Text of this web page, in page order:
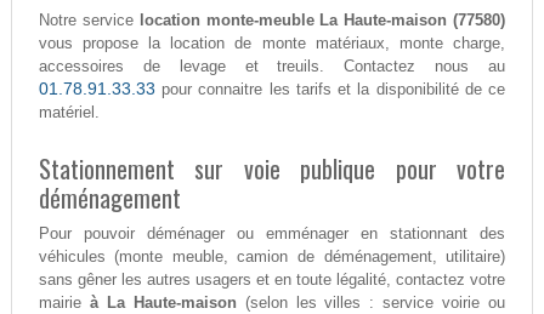
Notre service location monte-meuble La Haute-maison (77580)
vous propose la location de monte matériaux, monte charge,
accessoires de levage et treuils. Contactez nous au
01.78.91.33.33 pour connaitre les tarifs et la disponibilité de ce
matériel.
Stationnement sur voie publique pour votre
déménagement
Pour pouvoir déménager ou emménager en stationnant des
véhicules (monte meuble, camion de déménagement, utilitaire)
sans gêner les autres usagers et en toute légalité, contactez votre
mairie à La Haute-maison (selon les villes : service voirie ou